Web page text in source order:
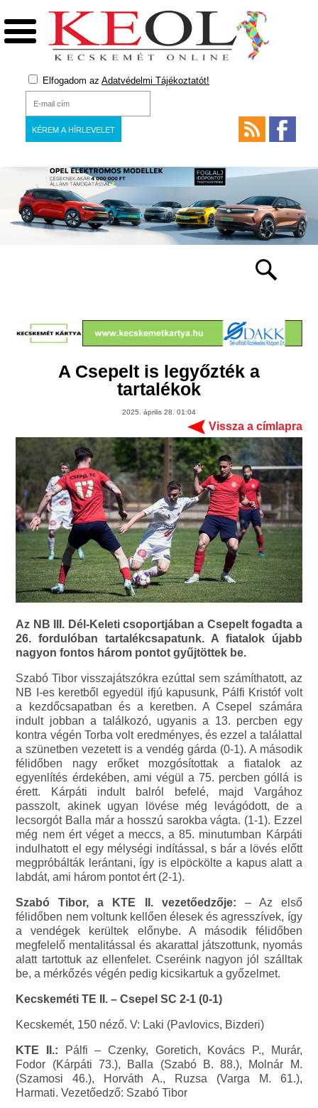
Elfogadom az Adatvédelmi Tájékoztatót!
A Csepelt is legyőzték a
tartalékok
2025. április 28. 01:04
Vissza a címlapra
Az NB III. Dél-Keleti csoportjában a Csepelt fogadta a
26. fordulóban tartalékcsapatunk. A fiatalok újabb
nagyon fontos három pontot gyűjtöttek be.
Szabó Tibor visszajátszókra ezúttal sem számíthatott, az
NB I-es keretből egyedül ifjú kapusunk, Pálfi Kristóf volt
a kezdőcsapatban és a keretben. A Csepel számára
indult jobban a találkozó, ugyanis a 13. percben egy
kontra végén Torba volt eredményes, és ezzel a találattal
a szünetben vezetett is a vendég gárda (0-1). A második
félidőben nagy erőket mozgósítottak a fiatalok az
egyenlítés érdekében, ami végül a 75. percben góllá is
érett. Kárpáti indult balról befelé, majd Vargához
passzolt, akinek ugyan lövése még levágódott, de a
lecsorgót Balla már a hosszú sarokba vágta. (1-1). Ezzel
még nem ért véget a meccs, a 85. minutumban Kárpáti
indulhatott el egy mélységi indítással, s bár a lövés előtt
megpróbálták lerántani, így is elpöckölte a kapus alatt a
labdát, ami három pontot ért (2-1).
Szabó Tibor, a KTE II. vezetőedzője: – Az első
félidőben nem voltunk kellően élesek és agresszívek, így
a vendégek kerültek előnybe. A második félidőben
megfelelő mentalitással és akarattal játszottunk, nyomás
alatt tartottuk az ellenfelet. Cseréink nagyon jól szálltak
be, a mérkőzés végén pedig kicsikartuk a győzelmet.
Kecskeméti TE II. – Csepel SC 2-1 (0-1)
Kecskemét, 150 néző. V: Laki (Pavlovics, Bizderi)
KTE II.: Pálfi – Czenky, Goretich, Kovács P., Murár,
Fodor (Kárpáti 73.), Balla (Szabó B. 88.), Molnár M.
(Szamosi 46.), Horváth A., Ruzsa (Varga M. 61.),
Harmati. Vezetőedző: Szabó Tibor